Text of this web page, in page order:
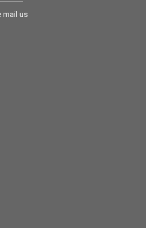
mail us